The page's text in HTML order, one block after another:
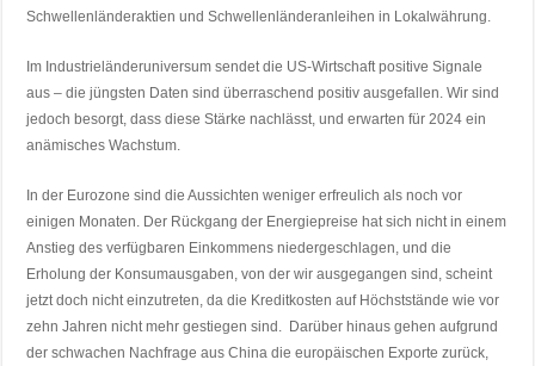
Schwellenländeraktien und Schwellenländeranleihen in Lokalwährung.
Im Industrieländeruniversum sendet die US-Wirtschaft positive Signale
aus – die jüngsten Daten sind überraschend positiv ausgefallen. Wir sind
jedoch besorgt, dass diese Stärke nachlässt, und erwarten für 2024 ein
anämisches Wachstum.
In der Eurozone sind die Aussichten weniger erfreulich als noch vor
einigen Monaten. Der Rückgang der Energiepreise hat sich nicht in einem
Anstieg des verfügbaren Einkommens niedergeschlagen, und die
Erholung der Konsumausgaben, von der wir ausgegangen sind, scheint
jetzt doch nicht einzutreten, da die Kreditkosten auf Höchststände wie vor
zehn Jahren nicht mehr gestiegen sind. Darüber hinaus gehen aufgrund
der schwachen Nachfrage aus China die europäischen Exporte zurück,